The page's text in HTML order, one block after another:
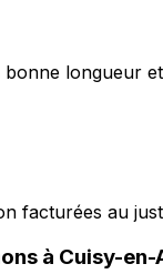
longueur
facturées au
à Cuisy-